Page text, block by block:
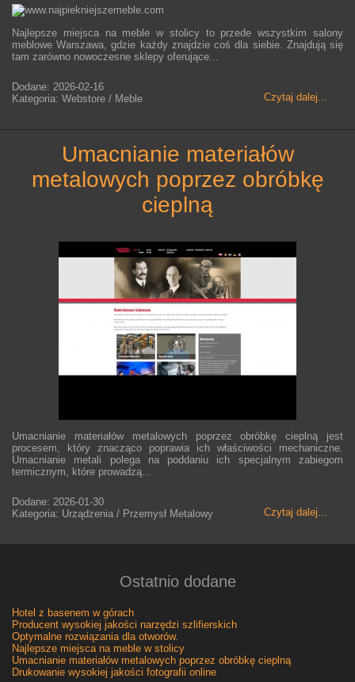
Najlepsze miejsca na meble w stolicy to przede wszystkim salony
meblowe Warszawa, gdzie każdy znajdzie coś dla siebie. Znajdują się
tam zarówno nowoczesne sklepy oferujące...
Czytaj dalej...
Dodane: 2026-02-16
Kategoria: Webstore / Meble
umacnianie materiałów
metalowych poprzez obróbkę
cieplną
Umacnianie materiałów metalowych poprzez obróbkę cieplną jest
procesem, który znacząco poprawia ich właściwości mechaniczne.
Umacnianie metali polega na poddaniu ich specjalnym zabiegom
termicznym, które prowadzą...
Czytaj dalej...
Dodane: 2026-01-30
Kategoria: Urządzenia / Przemysł Metalowy
Ostatnio dodane
Hotel z basenem w górach
Producent wysokiej jakości narzędzi szlifierskich
Optymalne rozwiązania dla otworów.
Najlepsze miejsca na meble w stolicy
Umacnianie materiałów metalowych poprzez obróbkę cieplną
Drukowanie wysokiej jakości fotografii online